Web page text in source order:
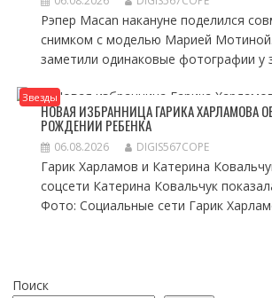
Рэпер Macan накануне поделился
снимком с моделью Марией
заметили одинаковые фотографии у
Звезды
НОВАЯ ИЗБРАННИЦА ГАРИКА ХАРЛАМОВА
РОЖДЕНИИ РЕБЕНКА
06.08.2026 DIGIS567COPE
Гарик Харламов и Катерина
соцсети Катерина Ковальчук
Фото: Социальные сети Гарик
Поиск